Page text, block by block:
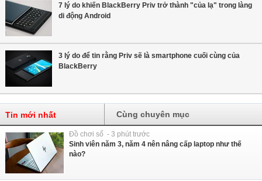
7 lý do khiến BlackBerry Priv trở thành "của lạ" trong làng
di động Android
3 lý do để tin rằng Priv sẽ là smartphone cuối cùng của
BlackBerry
Tin mới nhất Cùng chuyên mục
Đồ chơi số - 3 phút trước
Sinh viên năm 3, năm 4 nên nâng cấp laptop như thế
nào?